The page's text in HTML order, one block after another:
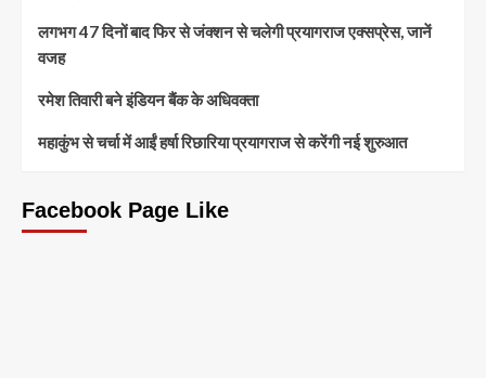
लगभग 47 दिनों बाद फिर से जंक्शन से चलेगी प्रयागराज एक्सप्रेस, जानें
वजह
रमेश तिवारी बने इंडियन बैंक के अधिवक्ता
महाकुंभ से चर्चा में आईं हर्षा रिछारिया प्रयागराज से करेंगी नई शुरुआत
Facebook Page Like